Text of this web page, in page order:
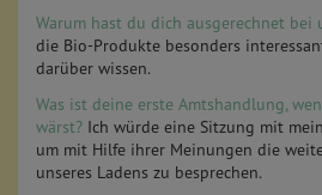
Warum hast du dich ausgerechnet bei
die Bio-Produkte besonders
darüber wissen.
Was ist deine erste Amtshandlung,
wärst? Ich würde eine Sitzung mit
um mit Hilfe ihrer Meinungen die
unseres Ladens zu besprechen.